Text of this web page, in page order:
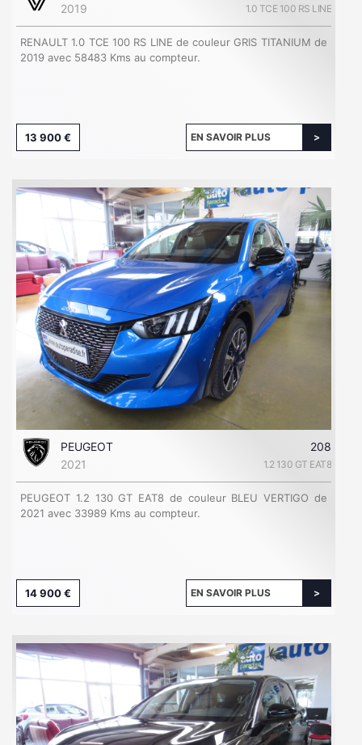
2019 1.0 TCE 100 RS LINE
RENAULT 1.0 TCE 100 RS LINE de couleur GRIS TITANIUM de
2019 avec 58483 Kms au compteur.
13 900 € EN SAVOIR PLUS
PEUGEOT
208
2021
1.2 130 GT EAT8
PEUGEOT 1.2 130 GT EAT8 de couleur BLEU VERTIGO de
2021 avec 33989 Kms au compteur.
14 900 € EN SAVOIR PLUS